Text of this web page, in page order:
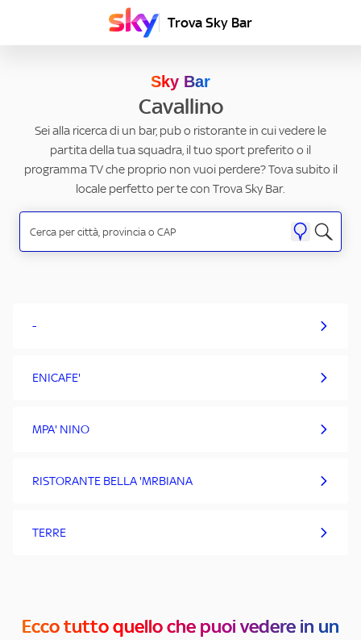
Trova Sky Bar
Sky Bar
Cavallino
Sei alla ricerca di un bar, pub o ristorante in cui vedere le
partita della tua squadra, il tuo sport preferito o il
programma TV che proprio non vuoi perdere? Tova subito il
locale perfetto per te con Trova Sky Bar.
-
ENICAFE'
MPA' NINO
RISTORANTE BELLA 'MRBIANA
TERRE
Ecco tutto quello che puoi vedere in un